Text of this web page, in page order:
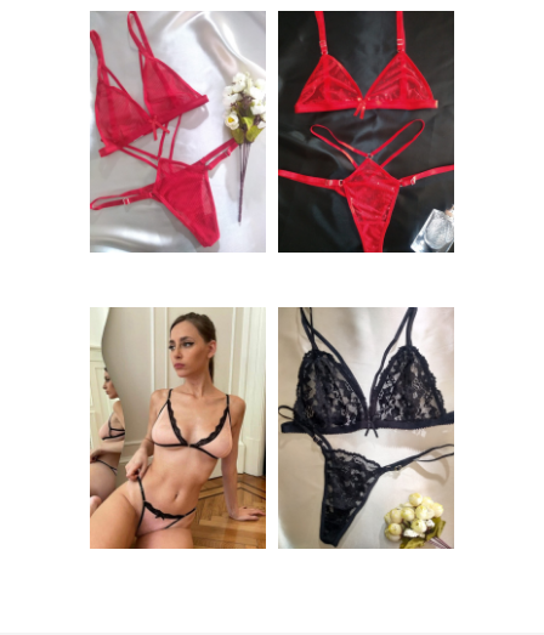
Conjunto de
microtul Rojo –
FLORIDA
$10.000,00
Conjunto de
plumeti Rojo –
AMELIA
$ 10.000,00
Conjunto sin aro de
plumeti Rosa –
AMIRA
$8.000,00
Conjunto de encaje
Negro sin arco –
SIDNEY
$8.000,00